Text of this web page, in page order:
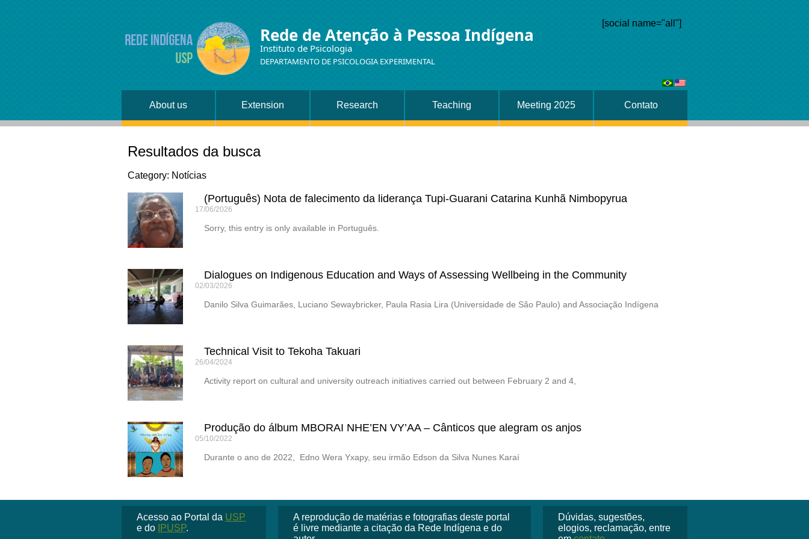
Rede de Atenção à Pessoa Indígena
Instituto de Psicologia
DEPARTAMENTO DE PSICOLOGIA EXPERIMENTAL
[social name="all"]
About us Extension Research Teaching Meeting 2025 Contato
Resultados da busca
Category: Notícias
(Português) Nota de falecimento da liderança Tupi-Guarani Catarina Kunhã Nimbopyrua
17/06/2026
Sorry, this entry is only available in Português.
Dialogues on Indigenous Education and Ways of Assessing Wellbeing in the Community
02/03/2026
Danilo Silva Guimarães, Luciano Sewaybricker, Paula Rasia Lira (Universidade de São Paulo) and Associação Indígena
Technical Visit to Tekoha Takuari
26/04/2024
Activity report on cultural and university outreach initiatives carried out between February 2 and 4,
Produção do álbum MBORAI NHE’EN VY’AA – Cânticos que alegram os anjos
05/10/2022
Durante o ano de 2022, Edno Wera Yxapy, seu irmão Edson da Silva Nunes Karaí
Acesso ao Portal da USP
e do
IPUSP.
A reprodução de matérias e fotografias deste portal
é livre mediante a citação da Rede Indígena e do
Dúvidas, sugestões,
elogios, reclamação, entre